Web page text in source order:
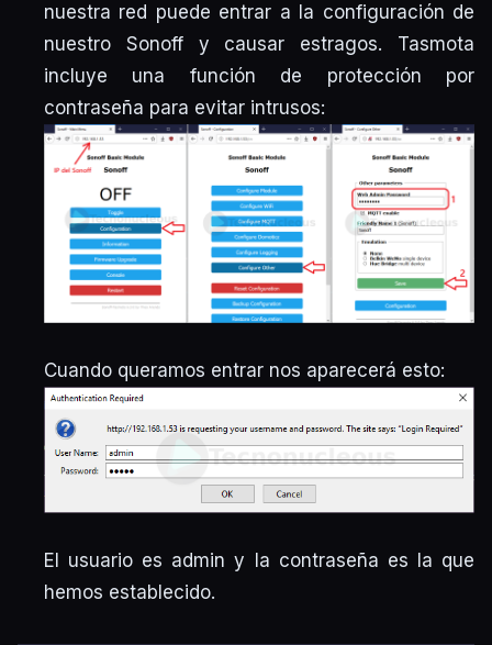
nuestra red puede entrar a la configuración de
nuestro Sonoff y causar estragos. Tasmota
incluye una función de protección por
contraseña para evitar intrusos:
Cuando queramos entrar nos aparecerá esto:
El usuario es admin y la contraseña es la que
hemos establecido.